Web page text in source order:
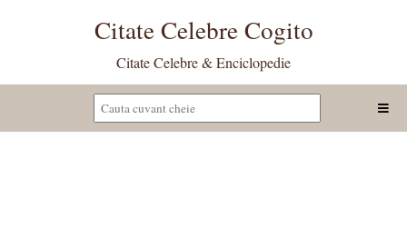
Citate Celebre Cogito
Citate Celebre & Enciclopedie